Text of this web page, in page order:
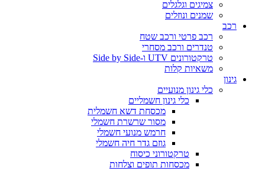
צמיגים וגלגלים
שמנים ונוזלים
רכב
רכב פרטי ורכב שטח
טנדרים ורכב מסחרי
טרקטורונים UTV ו-Side by Side
משאיות קלות
גינון
כלי גינון מנועיים
כלי גינון חשמליים
מכסחת דשא חשמלית
מסור שרשרת חשמלי
חרמש מנועי חשמלי
גוזם גדר חיה חשמלי
טרקטורוני כיסוח
מכסחות תופים וצלחות